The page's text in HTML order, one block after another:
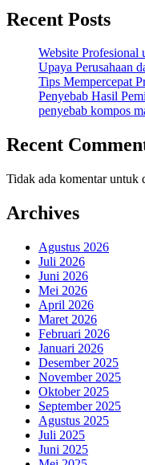
Recent Posts
Website Profesional
Upaya Perusahaan
Tips Mempercepat
Penyebab Hasil
penyebab kompos
Recent
Tidak ada komentar untuk
Archives
Agustus 2026
Juli 2026
Juni 2026
Mei 2026
April 2026
Maret 2026
Februari 2026
Januari 2026
Desember 2025
November 2025
Oktober 2025
September 2025
Agustus 2025
Juli 2025
Juni 2025